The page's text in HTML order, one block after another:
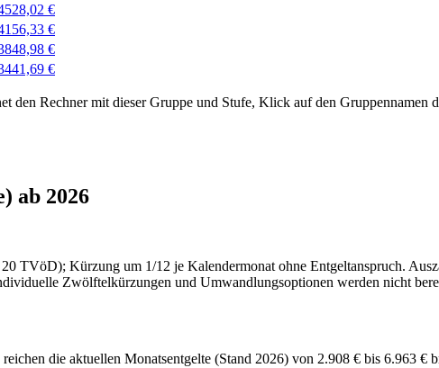
€
€
€
€
den Rechner mit dieser Gruppe und Stufe, Klick auf den Gruppennamen
ab 2026
TVöD); Kürzung um 1/12 je Kalendermonat ohne Entgeltanspruch.
Zwölftelkürzungen und Umwandlungsoptionen werden nicht
die aktuellen Monatsentgelte (Stand 2026) von 2.908 € bis 6.963 €